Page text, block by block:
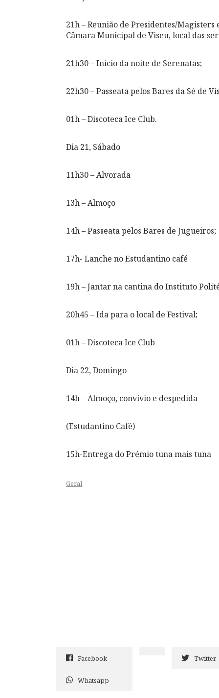
21h – Reunião de Presidentes/
Câmara Municipal de Viseu, local das
21h30 – Início da noite de Serenatas;
22h30 – Passeata pelos Bares da Sé de
01h – Discoteca Ice Club.
Dia 21, Sábado
11h30 – Alvorada
13h – Almoço
14h – Passeata pelos Bares de Jugueiros;
17h- Lanche no Estudantino café
19h – Jantar na cantina do Instituto
20h45 – Ida para o local de Festival;
01h – Discoteca Ice Club
Dia 22, Domingo
14h – Almoço, convívio e despedida
(Estudantino Café)
15h-Entrega do Prémio tuna mais tuna
Geral
Facebook Twitter
Whatsapp